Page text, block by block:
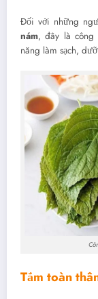
Đối với những
nám, đây là công
năng làm sạch,
Tắm toàn